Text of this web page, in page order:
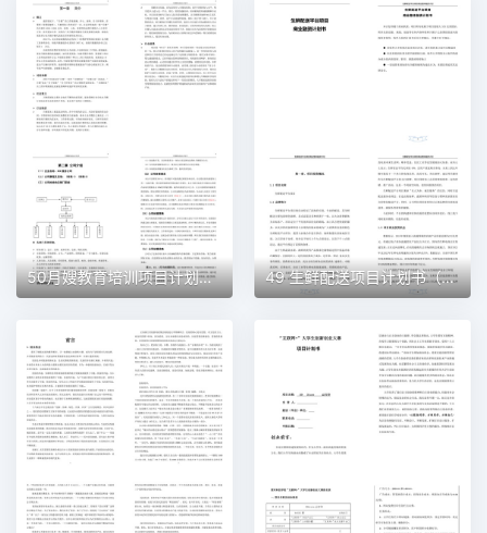
50月嫂教育培训项目计划书（word＋ppt配套）创业计划书word模板 49 生鲜配送项目计划书（word＋ppt配套）创业计划书word模板